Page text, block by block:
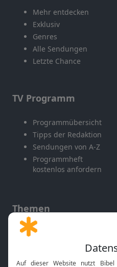
Mehr entdecken
Exklusiv
Genres
Alle Sendungen
Letzte Chance
TV Programm
Programmübersicht
Tipps der Redaktion
Sendungen von A-Z
Programmheft
kostenlos anfordern
Themen
Gott und Bibel erklärt